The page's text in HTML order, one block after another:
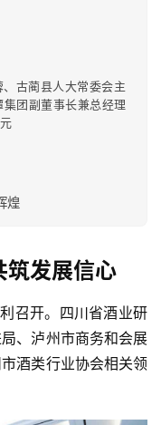
古蔺县人大常委会主
团副董事长兼总经理
煌
筑发展信心
召开。四川省酒业研
、泸州市商务和会展
酒类行业协会相关领